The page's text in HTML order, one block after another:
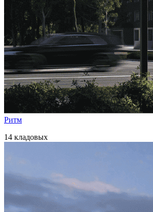
Ритм
14 кладовых